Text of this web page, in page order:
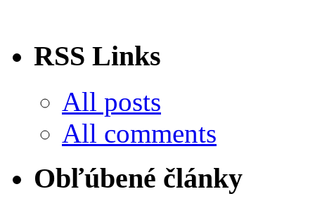
RSS Links
All posts
All comments
Obľúbené články